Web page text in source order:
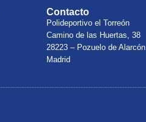
Contacto
Polideportivo el Torreón
Camino de las Huertas, 38
28223 – Pozuelo de Alarcón
Madrid